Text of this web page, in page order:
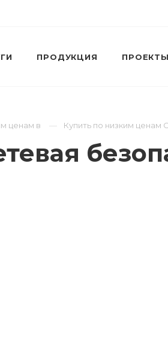
ПРОДУКЦИЯ ПРОЕКТЫ
ценам в Купить по низким ценам